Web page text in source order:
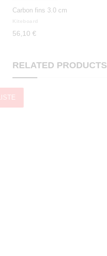
Carbon fins 3.0 cm
Kiteboard
56,10 €
RELATED PRODUCTS